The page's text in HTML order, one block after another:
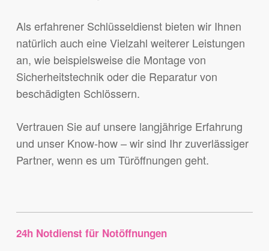
Als erfahrener Schlüsseldienst bieten wir Ihnen
natürlich auch eine Vielzahl weiterer Leistungen
an, wie beispielsweise die Montage von
Sicherheitstechnik oder die Reparatur von
beschädigten Schlössern.
Vertrauen Sie auf unsere langjährige Erfahrung
und unser Know-how – wir sind Ihr zuverlässiger
Partner, wenn es um Türöffnungen geht.
24h Notdienst für Notöffnungen